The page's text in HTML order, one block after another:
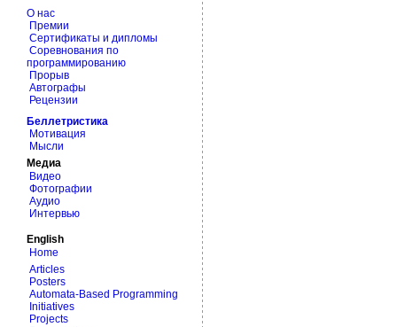
О нас
Премии
Сертификаты и дипломы
Соревнования по
программированию
Прорыв
Автографы
Рецензии
Беллетристика
Мотивация
Мысли
Медиа
Видео
Фотографии
Аудио
Интервью
English
Home
Articles
Posters
Automata-Based Programming
Initiatives
Projects